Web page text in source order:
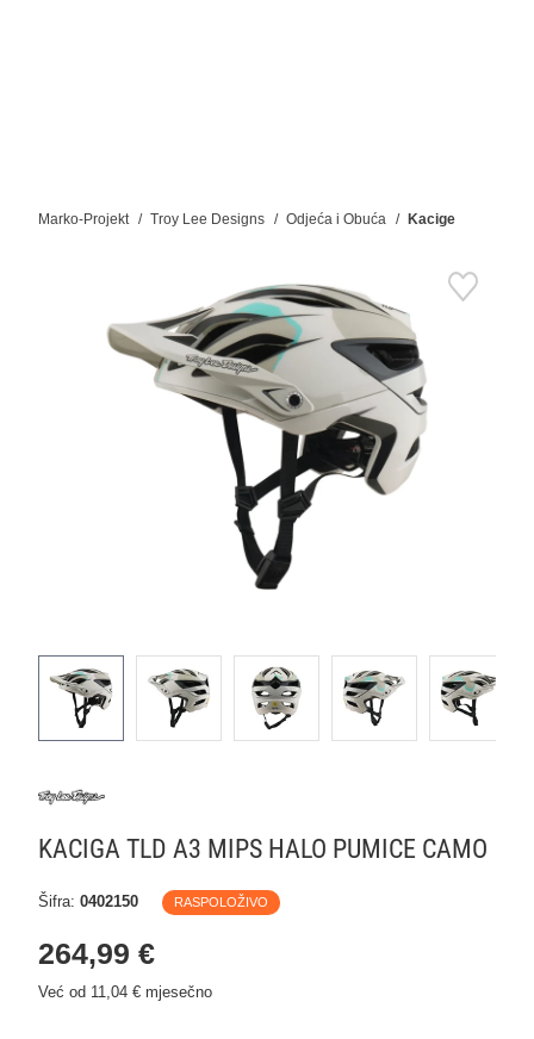
Marko-Projekt Troy Lee Designs Odjeća i Obuća Kacige
KACIGA TLD A3 MIPS HALO PUMICE CAMO
Šifra: 0402150 RASPOLOŽIVO
264,99 €
Već od 11,04 € mjesečno